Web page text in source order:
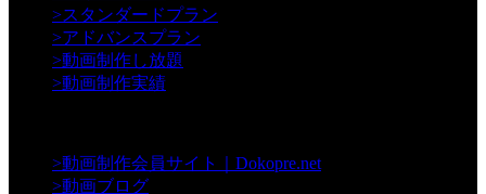
>スタンダードプラン
>アドバンスプラン
>動画制作し放題
>動画制作実績
>動画制作会員サイト｜Dokopre.net
>動画ブログ